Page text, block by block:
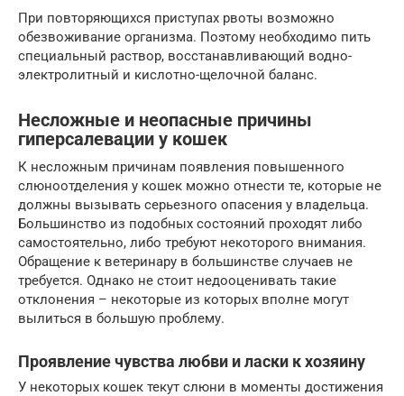
При повторяющихся приступах рвоты возможно
обезвоживание организма. Поэтому необходимо пить
специальный раствор, восстанавливающий водно-
электролитный и кислотно-щелочной баланс.
Несложные и неопасные причины
гиперсалевации у кошек
К несложным причинам появления повышенного
слюноотделения у кошек можно отнести те, которые не
должны вызывать серьезного опасения у владельца.
Большинство из подобных состояний проходят либо
самостоятельно, либо требуют некоторого внимания.
Обращение к ветеринару в большинстве случаев не
требуется. Однако не стоит недооценивать такие
отклонения – некоторые из которых вполне могут
вылиться в большую проблему.
Проявление чувства любви и ласки к хозяину
У некоторых кошек текут слюни в моменты достижения